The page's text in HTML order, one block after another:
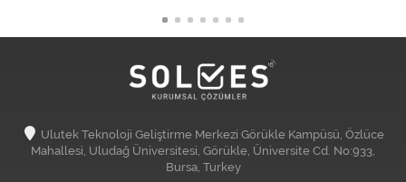
Ulutek Teknoloji Geliştirme Merkezi Görükle Kampüsü, Özlüce
Mahallesi, Uludağ Üniversitesi, Görükle, Üniversite Cd. No:933,
Bursa, Turkey